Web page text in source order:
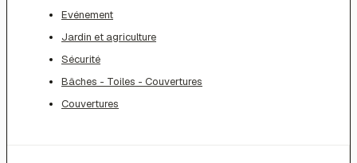
Evénement
Jardin et agriculture
Sécurité
Bâches - Toiles - Couvertures
Couvertures